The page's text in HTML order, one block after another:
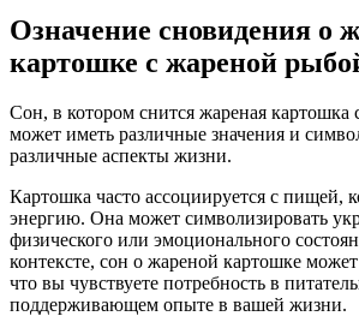
Означение сновидения о
картошке с жареной
Сон, в котором снится жареная
может иметь различные значения и
различные аспекты жизни.
Картошка часто ассоциируется с пищей,
энергию. Она может символизировать
физического или эмоционального
контексте, сон о жареной картошке
что вы чувствуете потребность в
поддерживающем опыте в вашей жизни.